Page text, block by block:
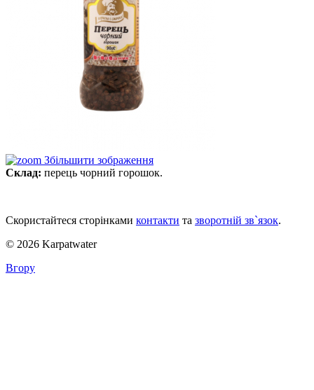
Збільшити зображення
Склад: перець чорний горошок.
Скористайтеся сторінками контакти та зворотній зв`язок.
© 2026 Karpatwater
Вгору